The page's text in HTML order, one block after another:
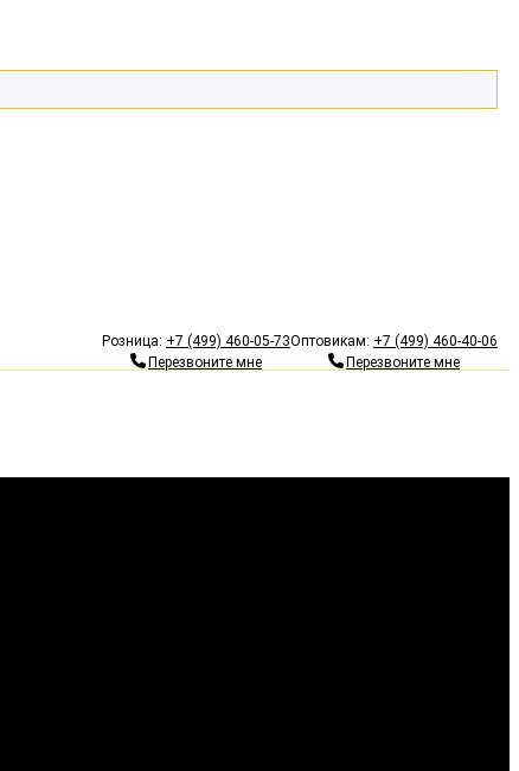
Оптовикам: +7 (499) 460-40-06
Перезвоните мне
Розница: +7 (499) 460-05-73
Перезвоните мне